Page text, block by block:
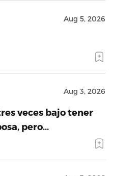
Aug 5, 2026
Aug 3, 2026
veces bajo tener
pero…